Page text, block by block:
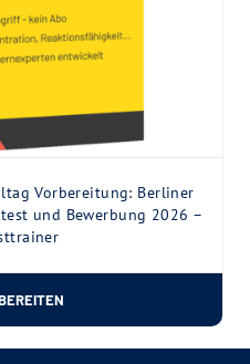
Vorbereitung: Berliner
und Bewerbung 2026 –